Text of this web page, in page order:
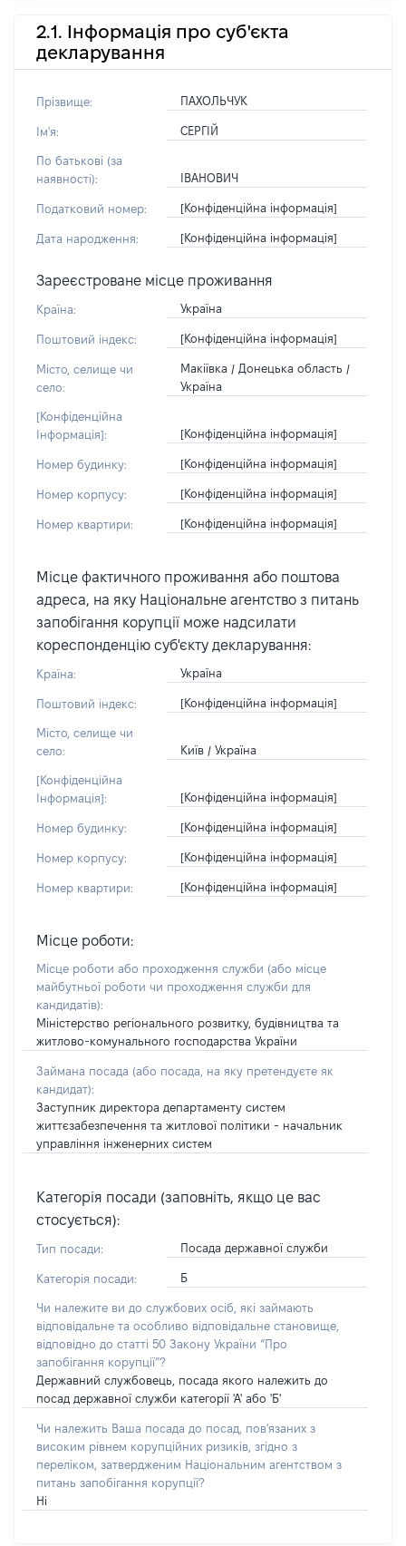
2.1. Інформація про суб'єкта
декларування
Прізвище: ПАХОЛЬЧУК
Ім'я: СЕРГІЙ
По батькові (за
наявності):
ІВАНОВИЧ
Податковий номер: [Конфіденційна інформація]
Дата народження: [Конфіденційна інформація]
Зареєстроване місце проживання
Країна: Україна
Поштовий індекс: [Конфіденційна інформація]
Місто, селище чи
село:
Макіївка / Донецька область /
Україна
[Конфіденційна
Інформація]:
[Конфіденційна інформація]
Номер будинку: [Конфіденційна інформація]
Номер корпусу: [Конфіденційна інформація]
Номер квартири: [Конфіденційна інформація]
Місце фактичного проживання або поштова
адреса, на яку Національне агентство з питань
запобігання корупції може надсилати
кореспонденцію суб'єкту декларування:
Країна: Україна
Поштовий індекс: [Конфіденційна інформація]
Місто, селище чи
село:
Київ / Україна
[Конфіденційна
Інформація]:
[Конфіденційна інформація]
Номер будинку: [Конфіденційна інформація]
Номер корпусу: [Конфіденційна інформація]
Номер квартири: [Конфіденційна інформація]
Місце роботи:
Місце роботи або проходження служби (або місце
майбутньої роботи чи проходження служби для
кандидатів):
Міністерство регіонального розвитку, будівництва та
житлово-комунального господарства України
Займана посада (або посада, на яку претендуєте як
кандидат):
Заступник директора департаменту систем
життєзабезпечення та житлової політики - начальник
управління інженерних систем
Категорія посади (заповніть, якщо це вас
стосується):
Тип посади: Посада державної служби
Категорія посади: Б
Чи належите ви до службових осіб, які займають
відповідальне та особливо відповідальне становище,
відповідно до статті 50 Закону України “Про
запобігання корупції”?
Державний службовець, посада якого належить до
посад державної служби категорії 'А' або 'Б'
Чи належить Ваша посада до посад, пов'язаних з
високим рівнем корупційних ризиків, згідно з
переліком, затвердженим Національним агентством з
питань запобігання корупції?
Ні